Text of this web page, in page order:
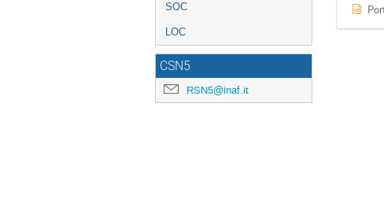
SOC
LOC
CSN5
RSN5@inaf.it